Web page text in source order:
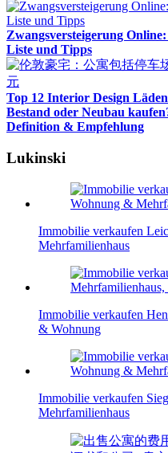
Zwangsversteigerung
Liste und Tipps
Top 12 Interior Design
Bestand oder Neubau
Definition & Empfehlung
Lukinski
Immobilie verkaufen
Mehrfamilienhaus
Immobilie verkaufen
& Wohnung
Immobilie verkaufen
Mehrfamilienhaus